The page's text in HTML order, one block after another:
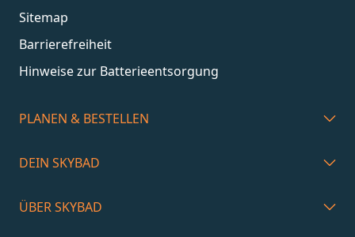
Sitemap
Barrierefreiheit
Hinweise zur Batterieentsorgung
PLANEN & BESTELLEN
DEIN SKYBAD
ÜBER SKYBAD